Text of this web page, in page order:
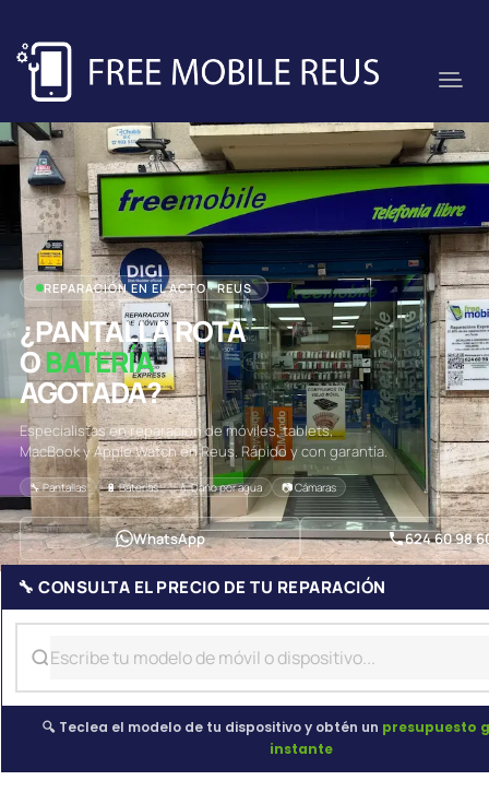
REPARACIÓN EN EL ACTO · REUS
¿PANTALLA ROTA
OBATERÍA
AGOTADA?
Especialistas en reparación de móviles, tablets,
MacBook y Apple Watch en Reus. Rápido y con garantía.
🔧 Pantallas 🔋 Baterías 💧 Daño por agua 📷 Cámaras
WhatsApp 624 60 98
🔧 CONSULTA EL PRECIO DE TU REPARACIÓN
🔍 Teclea el modelo de tu dispositivo y obtén un presupuesto
instante